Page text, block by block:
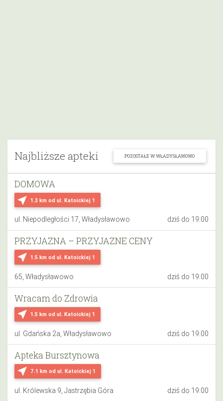
Najbliższe apteki POZOSTAŁE W WŁADYSŁAWOWO
near_me 1.3 km od ul. Katoickiej 1
DOMOWA
ul. Niepodległości 17, Władysławowo dziś do 19:00
near_me 1.5 km od ul. Katoickiej 1
PRZYJAZNA – PRZYJAZNE CENY
65, Władysławowo dziś do 19:00
near_me 1.5 km od ul. Katoickiej 1
Wracam do Zdrowia
ul. Gdańska 2a, Władysławowo dziś do 19:00
near_me 7.1 km od ul. Katoickiej 1
Apteka Bursztynowa
ul. Królewska 9, Jastrzębia Góra dziś do 19:00